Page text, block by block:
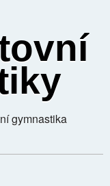
gymnastika